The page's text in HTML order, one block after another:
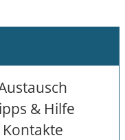
& Hilfe
Kontakte